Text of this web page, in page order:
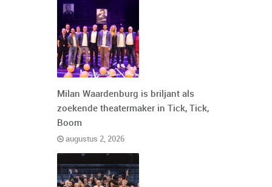
Milan Waardenburg is briljant als
zoekende theatermaker in Tick, Tick,
Boom
augustus 2, 2026